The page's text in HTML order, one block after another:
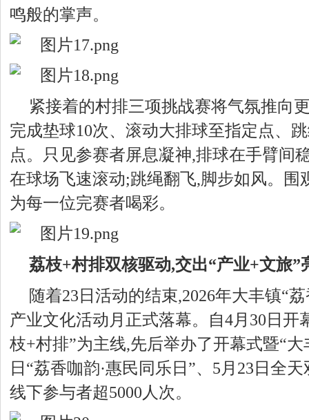
鸣般的掌声。
紧接着的村排三项挑战赛将气氛推向
完成垫球10次、滚动大排球至指定点、
点。只见参赛者屏息凝神,排球在手臂间
在球场飞速滚动;跳绳翻飞,脚步如风。围
为每一位完赛者喝彩。
荔枝+村排双核驱动,交出“产业+文旅”
随着23日活动的结束,2026年大丰镇“
产业文化活动月正式落幕。自4月30日开
枝+村排”为主线,先后举办了开幕式暨“大
日“荔香咖韵·惠民同乐日”、5月23日全
线下参与者超5000人次。